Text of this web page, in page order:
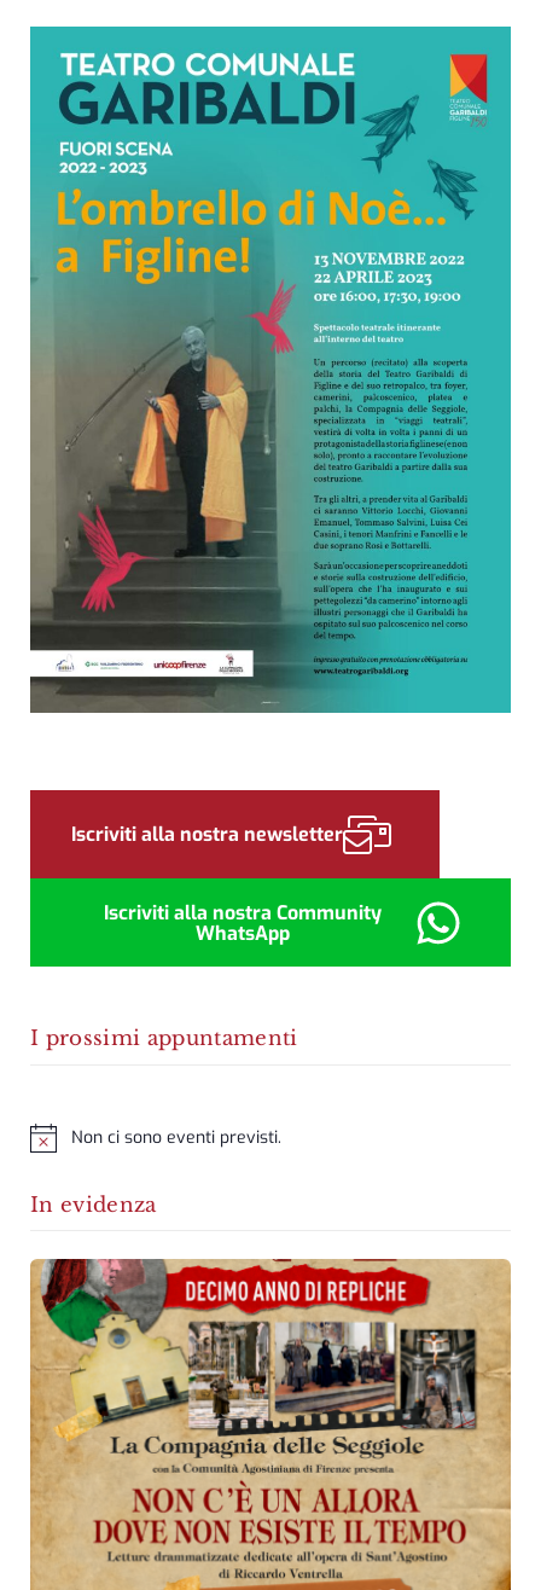
Iscriviti alla nostra newsletter
Iscriviti alla nostra Community
WhatsApp
I prossimi appuntamenti
NoticeNon ci sono eventi previsti.
In evidenza